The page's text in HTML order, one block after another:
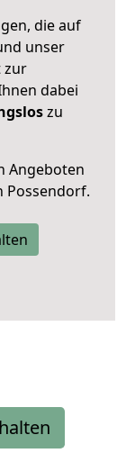
die auf
unser
zur
dabei
zu
Angeboten
Possendorf.